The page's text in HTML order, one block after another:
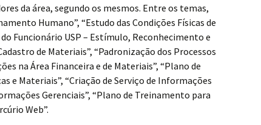
da área, segundo os mesmos. Entre os temas,
Humano”, “Estudo das Condições Físicas de
Funcionário USP – Estímulo, Reconhecimento e
de Materiais”, “Padronização dos Processos
na Área Financeira e de Materiais”, “Plano de
e Materiais”, “Criação de Serviço de Informações
Gerenciais”, “Plano de Treinamento para
Web”.